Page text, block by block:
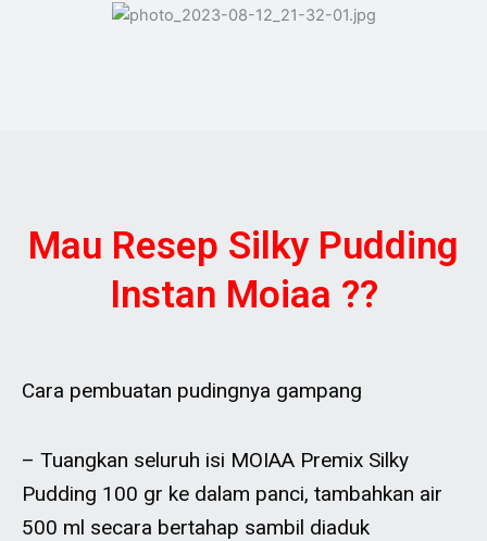
Mau Resep Silky Pudding
Instan Moiaa ??
Cara pembuatan pudingnya gampang
– Tuangkan seluruh isi MOIAA Premix Silky
Pudding 100 gr ke dalam panci, tambahkan air
500 ml secara bertahap sambil diaduk